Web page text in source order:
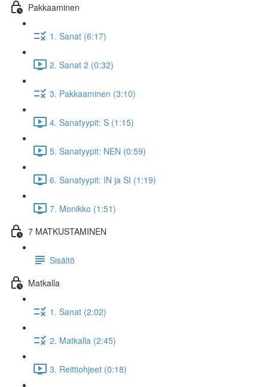
Pakkaaminen
1. Sanat (6:17)
2. Sanat 2 (0:32)
3. Pakkaaminen (3:10)
4. Sanatyypit: S (1:15)
5. Sanatyypit: NEN (0:59)
6. Sanatyypit: IN ja SI (1:19)
7. Monikko (1:51)
7 MATKUSTAMINEN
Sisältö
Matkalla
1. Sanat (2:02)
2. Matkalla (2:45)
3. Reittiohjeet (0:18)